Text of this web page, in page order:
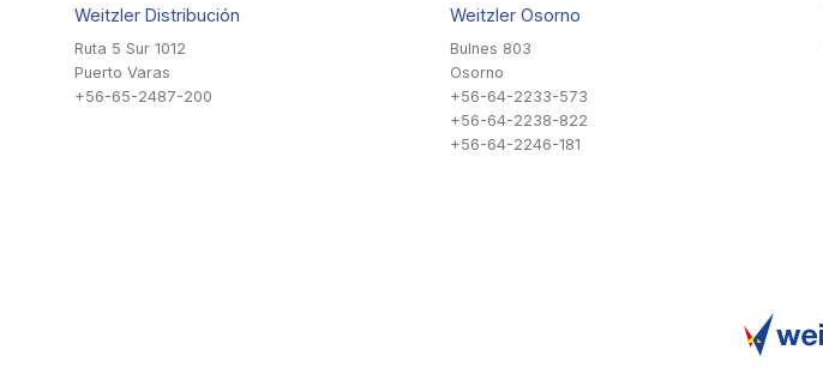
Weitzler Distribución
Ruta 5 Sur 1012
Puerto Varas
+56-65-2487-200
Weitzler Osorno
Bulnes 803
Osorno
+56-64-2233-573
+56-64-2238-822
+56-64-2246-181